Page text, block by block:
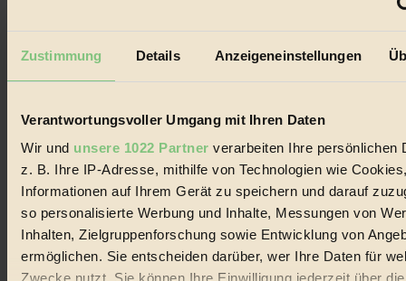
Zustimmung Details Anzeigeneinstellungen
Verantwortungsvoller Umgang mit Ihren Daten
Wir und unsere 1022 Partner verarbeiten Ihre persönlichen
z. B. Ihre IP-Adresse, mithilfe von Technologien wie
Informationen auf Ihrem Gerät zu speichern und darauf
so personalisierte Werbung und Inhalte, Messungen von
Inhalten, Zielgruppenforschung sowie Entwicklung von
ermöglichen. Sie entscheiden darüber, wer Ihre Daten für
Zwecke nutzt. Sie können Ihre Einwilligung jederzeit über
Erhalte in regelmäßigen Abständen die aktuellsten Artikel,
Gewinnspiele & Ausgaben übersichtlich aufbereitet vom
BIORAMA-Magazin per E-Mail.
Jetzt eintragen: